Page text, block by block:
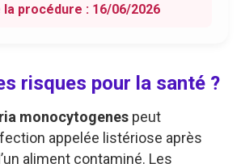
la procédure : 16/06/2026
risques pour la santé ?
monocytogenes peut
appelée listériose après
aliment contaminé. Les